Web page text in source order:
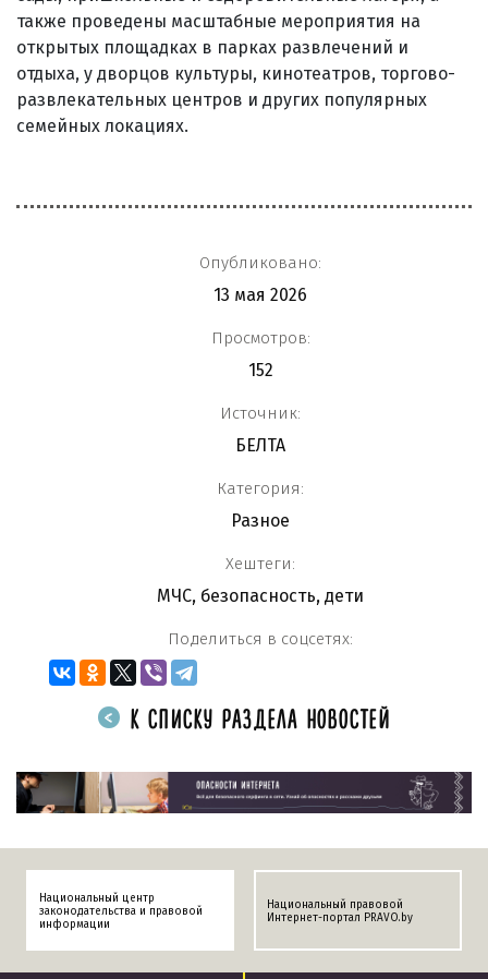
также проведены масштабные мероприятия на
открытых площадках в парках развлечений и
отдыха, у дворцов культуры, кинотеатров, торгово-
развлекательных центров и других популярных
семейных локациях.
Опубликовано:
13 мая 2026
Просмотров:
152
Источник:
БЕЛТА
Категория:
Разное
Хештеги:
МЧС, безопасность, дети
Поделиться в соцсетях:
К СПИСКУ РАЗДЕЛА НОВОСТЕЙ
Национальный центр
законодательства и правовой
информации
Национальный правовой
Интернет-портал PRAVO.by